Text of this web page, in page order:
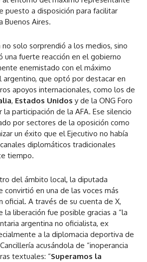
puesto a disposición para facilitar
Buenos Aires.
solo sorprendió a los medios, sino
una fuerte reacción en el gobierno
enemistado con el máximo
que optó por destacar en
apoyos internacionales, como los de
, Estados Unidos y de la ONG Foro
la participación de la AFA. Ese silencio
por sectores de la oposición como
un éxito que el Ejecutivo no había
diplomáticos tradicionales
tiempo.
del ámbito local, la diputada
convirtió en una de las voces más
oficial. A través de su cuenta de X,
la liberación fue posible gracias a “la
argentina no oficialista, ex
a la diplomacia deportiva de
acusándola de “inoperancia
textuales: “Superamos la